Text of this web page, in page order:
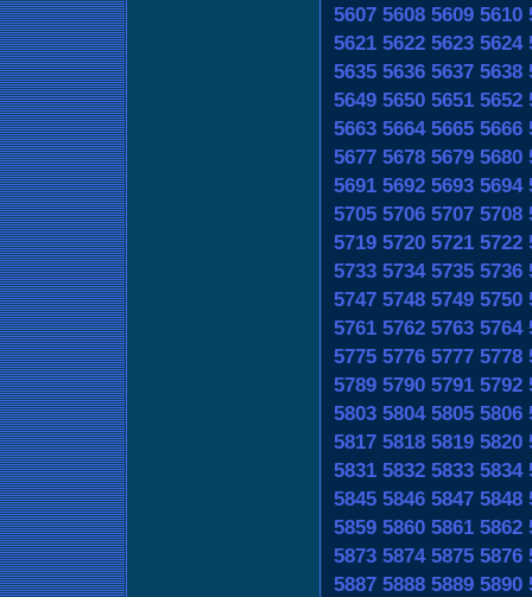
5607 5608 5609 5610
5621 5622 5623 5624
5635 5636 5637 5638
5649 5650 5651 5652
5663 5664 5665 5666
5677 5678 5679 5680
5691 5692 5693 5694
5705 5706 5707 5708
5719 5720 5721 5722
5733 5734 5735 5736
5747 5748 5749 5750
5761 5762 5763 5764
5775 5776 5777 5778
5789 5790 5791 5792
5803 5804 5805 5806
5817 5818 5819 5820
5831 5832 5833 5834
5845 5846 5847 5848
5859 5860 5861 5862
5873 5874 5875 5876
5887 5888 5889 5890